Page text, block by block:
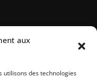
aux
utilisons des technologies
située à
qui émet en FM